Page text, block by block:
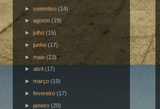
►setembro(14)
►agosto(19)
►julho(15)
►junho(17)
►maio(23)
►abril(17)
►março(19)
►fevereiro(17)
►janeiro(20)